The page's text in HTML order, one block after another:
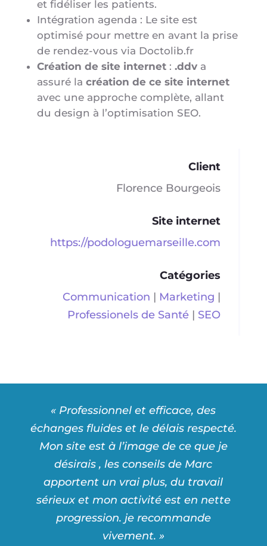
et fidéliser les patients.
Intégration agenda : Le site est
optimisé pour mettre en avant la prise
de rendez-vous via Doctolib.fr
Création de site internet: .ddva
assuré la création de ce site internet
avec une approche complète, allant
du design à l’optimisation SEO.
Client
Florence Bourgeois
Site internet
https://podologuemarseille.com
Catégories
Communication | Marketing |
Professionels de Santé | SEO
« Professionnel et efficace, des
échanges fluides et le délais respecté.
Mon site est à l’image de ce que je
désirais , les conseils de Marc
apportent un vrai plus, du travail
sérieux et mon activité est en nette
progression. je recommande
vivement. »